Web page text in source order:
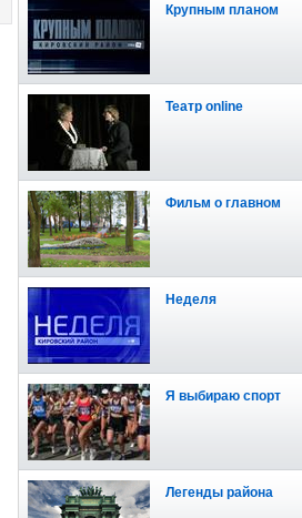
Крупным планом
Театр online
Фильм о главном
Неделя
Я выбираю спорт
Легенды района